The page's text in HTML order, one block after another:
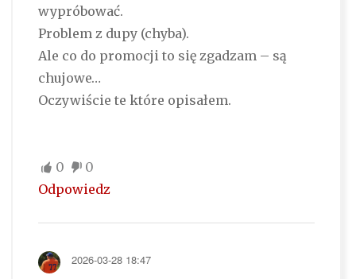
wypróbować.
Problem z dupy (chyba).
Ale co do promocji to się zgadzam – są
chujowe…
Oczywiście te które opisałem.
0
0
Odpowiedz
2026-03-28 18:47